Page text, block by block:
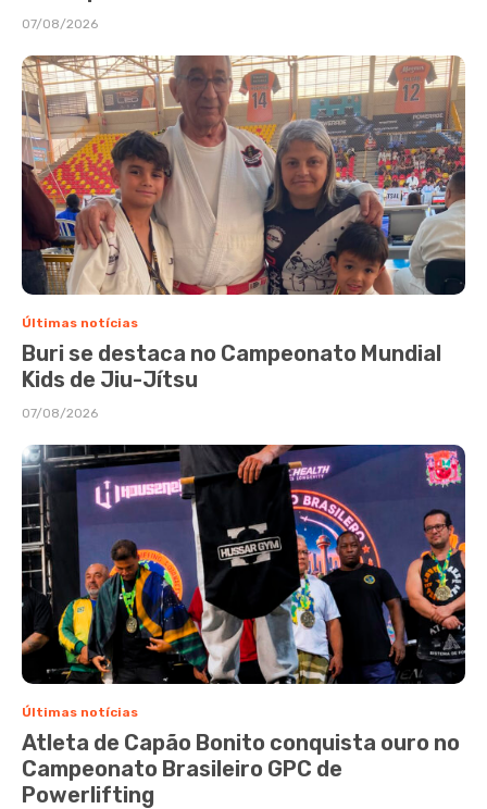
07/08/2026
Últimas notícias
Buri se destaca no Campeonato Mundial
Kids de Jiu-Jítsu
07/08/2026
Últimas notícias
Atleta de Capão Bonito conquista ouro no
Campeonato Brasileiro GPC de
Powerlifting